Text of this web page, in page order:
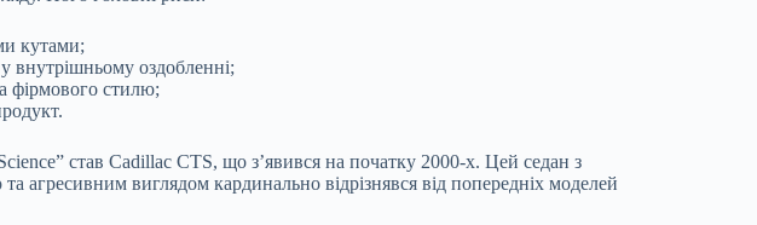
кутами;
внутрішньому оздобленні;
фірмового стилю;
став Cadillac CTS, що з’явився на початку 2000-х. Цей седан з
агресивним виглядом кардинально відрізнявся від попередніх моделей